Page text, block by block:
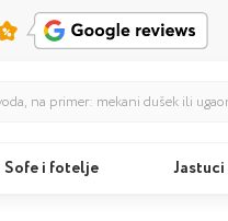
Sofe i fotelje Jastuci